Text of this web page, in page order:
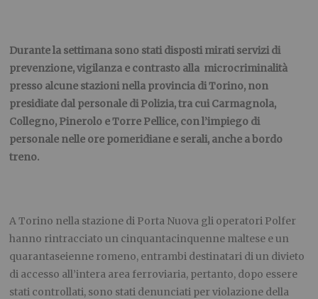
Durante la settimana sono stati disposti mirati servizi di
prevenzione, vigilanza e contrasto alla microcriminalità
presso alcune stazioni nella provincia di Torino, non
presidiate dal personale di Polizia, tra cui Carmagnola,
Collegno, Pinerolo e Torre Pellice, con l’impiego di
personale nelle ore pomeridiane e serali, anche a bordo
treno.
A Torino nella stazione di Porta Nuova gli operatori Polfer
hanno rintracciato un cinquantacinquenne maltese e un
quarantaseienne romeno, entrambi destinatari di un divieto
di accesso all’intera area ferroviaria, pertanto, dopo essere
stati controllati, sono stati denunciati per violazione della